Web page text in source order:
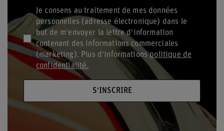
Je consens au traitement de mes données
personnelles (adresse électronique) dans le
but de m'envoyer la lettre d'information
contenant des informations commerciales
(marketing). Plus d'informationspolitique de
confidentialité.
S'INSCRIRE